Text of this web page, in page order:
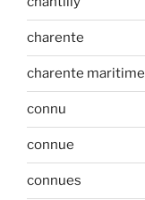
charente
charente maritime
connu
connue
connues